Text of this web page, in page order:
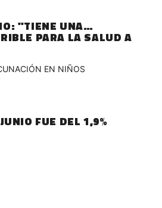
"TIENE UNA
PARA LA SALUD A
EN NIÑOS
FUE DEL 1,9%